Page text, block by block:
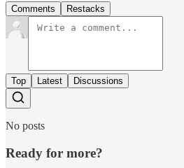
Comments Restacks
Top Latest Discussions
No posts
Ready for more?